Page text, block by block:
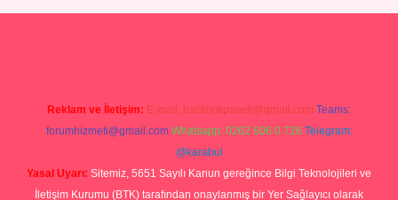
Reklam ve İletişim: E-mail: backlinkpaneli@gmail.com Teams:
forumhizmeti@gmail.com Whatsapp: 0262 606 0 726 Telegram:
@karabul
Yasal Uyarı: Sitemiz, 5651 Sayılı Kanun gereğince Bilgi Teknolojileri ve
İletişim Kurumu (BTK) tarafından onaylanmış bir Yer Sağlayıcı olarak